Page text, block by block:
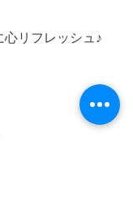
リフレッシュ♪